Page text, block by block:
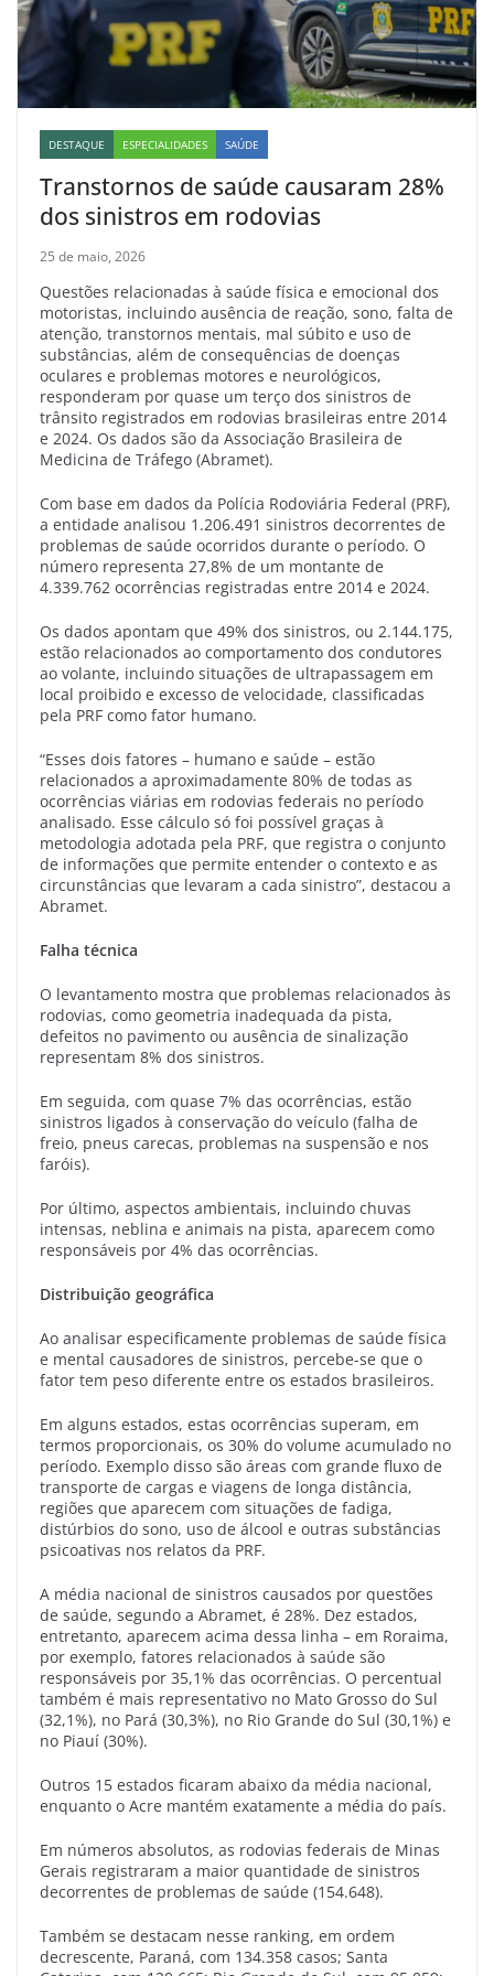
DESTAQUE ESPECIALIDADES SAÚDE
Transtornos de saúde causaram 28%
dos sinistros em rodovias
25 de maio, 2026
Questões relacionadas à saúde física e emocional dos
motoristas, incluindo ausência de reação, sono, falta de
atenção, transtornos mentais, mal súbito e uso de
substâncias, além de consequências de doenças
oculares e problemas motores e neurológicos,
responderam por quase um terço dos sinistros de
trânsito registrados em rodovias brasileiras entre 2014
e 2024. Os dados são da Associação Brasileira de
Medicina de Tráfego (Abramet).
Com base em dados da Polícia Rodoviária Federal (PRF),
a entidade analisou 1.206.491 sinistros decorrentes de
problemas de saúde ocorridos durante o período. O
número representa 27,8% de um montante de
4.339.762 ocorrências registradas entre 2014 e 2024.
Os dados apontam que 49% dos sinistros, ou 2.144.175,
estão relacionados ao comportamento dos condutores
ao volante, incluindo situações de ultrapassagem em
local proibido e excesso de velocidade, classificadas
pela PRF como fator humano.
“Esses dois fatores – humano e saúde – estão
relacionados a aproximadamente 80% de todas as
ocorrências viárias em rodovias federais no período
analisado. Esse cálculo só foi possível graças à
metodologia adotada pela PRF, que registra o conjunto
de informações que permite entender o contexto e as
circunstâncias que levaram a cada sinistro”, destacou a
Abramet.
Falha técnica
O levantamento mostra que problemas relacionados às
rodovias, como geometria inadequada da pista,
defeitos no pavimento ou ausência de sinalização
representam 8% dos sinistros.
Em seguida, com quase 7% das ocorrências, estão
sinistros ligados à conservação do veículo (falha de
freio, pneus carecas, problemas na suspensão e nos
faróis).
Por último, aspectos ambientais, incluindo chuvas
intensas, neblina e animais na pista, aparecem como
responsáveis por 4% das ocorrências.
Distribuição geográfica
Ao analisar especificamente problemas de saúde física
e mental causadores de sinistros, percebe-se que o
fator tem peso diferente entre os estados brasileiros.
Em alguns estados, estas ocorrências superam, em
termos proporcionais, os 30% do volume acumulado no
período. Exemplo disso são áreas com grande fluxo de
transporte de cargas e viagens de longa distância,
regiões que aparecem com situações de fadiga,
distúrbios do sono, uso de álcool e outras substâncias
psicoativas nos relatos da PRF.
A média nacional de sinistros causados por questões
de saúde, segundo a Abramet, é 28%. Dez estados,
entretanto, aparecem acima dessa linha – em Roraima,
por exemplo, fatores relacionados à saúde são
responsáveis por 35,1% das ocorrências. O percentual
também é mais representativo no Mato Grosso do Sul
(32,1%), no Pará (30,3%), no Rio Grande do Sul (30,1%) e
no Piauí (30%).
Outros 15 estados ficaram abaixo da média nacional,
enquanto o Acre mantém exatamente a média do país.
Em números absolutos, as rodovias federais de Minas
Gerais registraram a maior quantidade de sinistros
decorrentes de problemas de saúde (154.648).
Também se destacam nesse ranking, em ordem
decrescente, Paraná, com 134.358 casos; Santa